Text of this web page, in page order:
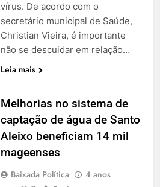
vírus. De acordo com o
secretário municipal de Saúde,
Christian Vieira, é importante
não se descuidar em relação…
Leia mais
Melhorias no sistema de
captação de água de Santo
Aleixo beneficiam 14 mil
mageenses
Baixada Política
4 anos